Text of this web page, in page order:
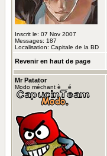
Inscrit le: 07 Nov 2007
Messages: 187
Localisation: Capitale de la BD
Revenir en haut de page
Mr Patator
Modo méchant è__é